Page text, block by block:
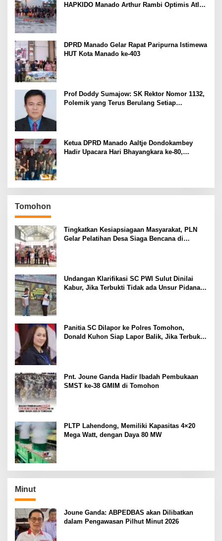
HAPKIDO Manado Arthur Rambi Optimis Atlet
DPRD Manado Gelar Rapat Paripurna Istimewa
HUT Kota Manado ke-403
Prof Doddy Sumajow: SK Rektor Nomor 1132,
Polemik yang Terus Berulang Setiap
Ketua DPRD Manado Aaltje Dondokambey
Hadir Upacara Hari Bhayangkara ke-80,
Tomohon
Tingkatkan Kesiapsiagaan Masyarakat, PLN
Gelar Pelatihan Desa Siaga Bencana di
Undangan Klarifikasi SC PWI Sulut Dinilai
Kabur, Jika Terbukti Tidak ada Unsur Pidana
Panitia SC Dilapor ke Polres Tomohon,
Donald Kuhon Siap Lapor Balik, Jika Terbukti
Pnt. Joune Ganda Hadir Ibadah Pembukaan
SMST ke-38 GMIM di Tomohon
PLTP Lahendong, Memiliki Kapasitas 4×20
Mega Watt, dengan Daya 80 MW
Minut
Joune Ganda: ABPEDBAS akan Dilibatkan
dalam Pengawasan Pilhut Minut 2026